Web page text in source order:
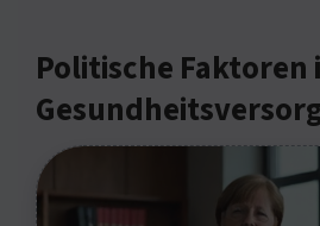
Politische Faktoren